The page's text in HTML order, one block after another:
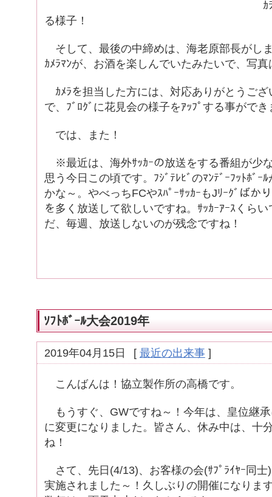
ｶﾗｵｹで盛り上
る様子！
そして、最後の中締めは、海老原部長がし
ｶﾒﾗﾏﾝが、お酒を楽しんでいたみたいで、写
ｶﾒﾗを担当した方には、対応ありがとうござ
で、ﾌﾞﾛｸﾞに花見会の様子をｱｯﾌﾟする事がで
では、また！
※最近は、海外ｻｯｶｰの放送をする番組が少
思う今日この頃です。ﾌｼﾞﾃﾚﾋﾞのﾏﾝﾃﾞｰﾌｯﾄﾎﾞｰ
かな～。やべっちFCやｽﾊﾟｰｻｯｶｰもJﾘｰｸﾞばか
を多く放送して欲しいですね。ｻｯｶｰｱｰｽくら
だ、毎週、放送しないのが残念ですね！
ｿﾌﾄﾎﾞｰﾙ大会2019年
2019年04月15日 [ 最近の出来事]
こんばんは！協立製作所の高橋です。
もうすぐ、GWですね～！今年は、皇位継
に変更になりました。皆さん、休み中は、十
ね！
さて、先日(4/13)、お客様の会(ｻﾌﾟﾗｲﾔｰ同士
実施されました～！久しぶりの開催になりま